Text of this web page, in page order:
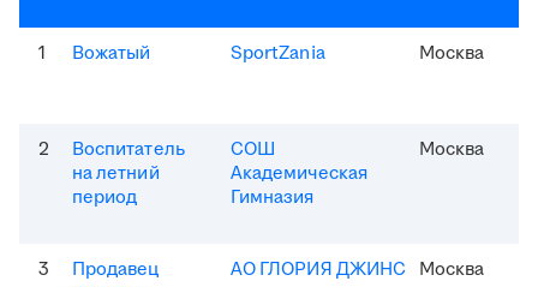
1 Вожатый SportZania Москва
2
Воспитатель
на летний
период
СОШ
Академическая
Гимназия
Москва
3
Продавец
АО ГЛОРИЯ ДЖИНС Москва